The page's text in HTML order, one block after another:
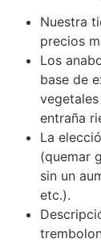
Nuestra
precios
Los
base de
entraña
La
(quemar
sin un
etc.).